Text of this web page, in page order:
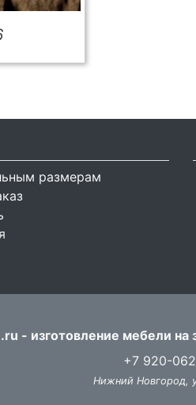
размерам
- изготовление мебели
+7 920-
Нижний Новгород,